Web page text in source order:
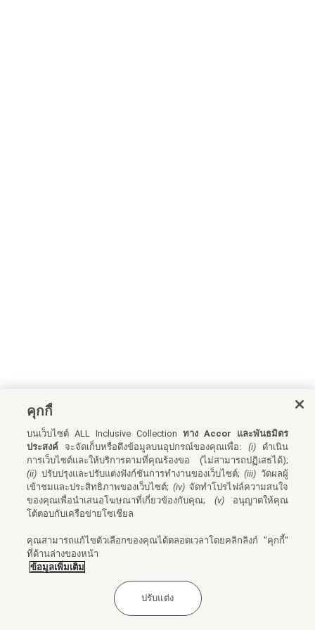
คุกกี้
บนเว็บไซต์ ALL Inclusive Collection ทาง Accor และพันธมิตร
ประสงค์ จะจัดเก็บหรือดึงข้อมูลบนอุปกรณ์ของคุณเพื่อ: (i)ดำเนิน
การเว็บไซต์และให้บริการตามที่คุณร้องขอ (ไม่สามารถปฏิเสธได้);
(ii) ปรับปรุงและปรับแต่งฟังก์ชันการทำงานของเว็บไซต์;(iii) วัดผลผู้
เข้าชมและประสิทธิภาพของเว็บไซต์; (iv) จัดทำโปรไฟล์ความสนใจ
ของคุณเพื่อนำเสนอโฆษณาที่เกี่ยวข้องกับคุณ; (v)อนุญาตให้คุณ
โต้ตอบกับเครือข่ายโซเชียล
คุณสามารถแก้ไขตัวเลือกของคุณได้ตลอดเวลาโดยคลิกลิงก์ "คุกกี้"
ที่ด้านล่างของหน้า
ข้อมูลเพิ่มเติม
ปรับแต่ง